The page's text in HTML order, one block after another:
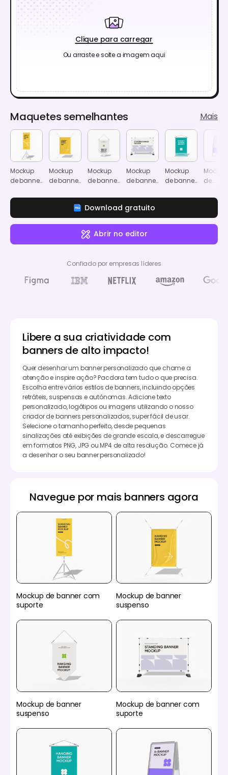
Clique para carregar
Ou arraste e solte a imagem aqui
Maquetes semelhantes Mais
Mockup
de banner
suporte
Mockup
de banner
Mockup
de banner
Mockup
de banner
suporte
Mockup
de banner
Mockup
de
de
Download gratuito
Abrir no editor
Confiado por empresas líderes
Libere a sua criatividade com
banners de alto impacto!
Quer desenhar um banner personalizado que chame a
atenção e inspire ação? Pacdora tem tudo o que precisa.
Escolha entre vários estilos de banners, incluindo opções
retráteis, suspensas e autónomas. Adicione texto
personalizado, logótipos ou imagens utilizando o nosso
criador de banners personalizados, super fácil de usar.
Selecione o tamanho perfeito, desde pequenas
sinalizações até exibições de grande escala, e descarregue
em formatos PNG, JPG ou MP4 de alta resolução. Comece já
a desenhar o seu banner personalizado!
Navegue por mais banners agora
Mockup de banner com
suporte
Mockup de banner
suspenso
Mockup de banner
suspenso
Mockup de banner com
suporte